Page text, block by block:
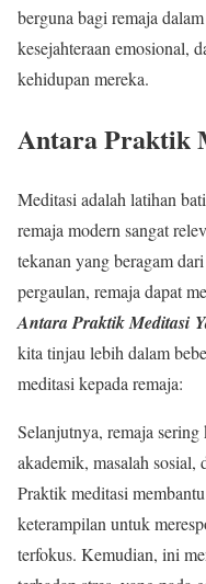
berguna bagi remaja
kesejahteraan emosional,
kehidupan mereka.
Antara Praktik
Meditasi adalah latihan
remaja modern sangat
tekanan yang beragam
pergaulan, remaja dapat
Antara Praktik Meditasi
kita tinjau lebih dalam
meditasi kepada remaja:
Selanjutnya, remaja
akademik, masalah sosial,
Praktik meditasi
keterampilan untuk
terfokus. Kemudian, ini